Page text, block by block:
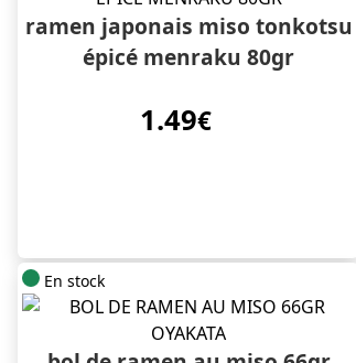
ramen japonais miso tonkotsu
épicé menraku 80gr
1.49€
En stock